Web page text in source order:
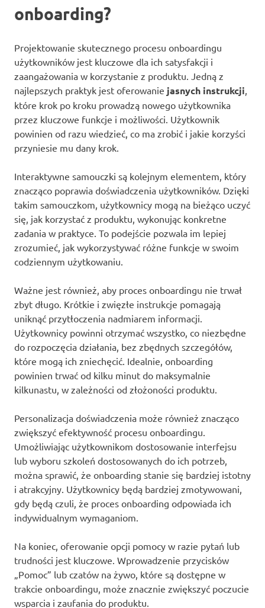
onboarding?
Projektowanie skutecznego procesu onboardingu
użytkowników jest kluczowe dla ich satysfakcji i
zaangażowania w korzystanie z produktu. Jedną z
najlepszych praktyk jest oferowanie jasnych instrukcji,
które krok po kroku prowadzą nowego użytkownika
przez kluczowe funkcje i możliwości. Użytkownik
powinien od razu wiedzieć, co ma zrobić i jakie korzyści
przyniesie mu dany krok.
Interaktywne samouczki są kolejnym elementem, który
znacząco poprawia doświadczenia użytkowników. Dzięki
takim samouczkom, użytkownicy mogą na bieżąco uczyć
się, jak korzystać z produktu, wykonując konkretne
zadania w praktyce. To podejście pozwala im lepiej
zrozumieć, jak wykorzystywać różne funkcje w swoim
codziennym użytkowaniu.
Ważne jest również, aby proces onboardingu nie trwał
zbyt długo. Krótkie i zwięzłe instrukcje pomagają
uniknąć przytłoczenia nadmiarem informacji.
Użytkownicy powinni otrzymać wszystko, co niezbędne
do rozpoczęcia działania, bez zbędnych szczegółów,
które mogą ich zniechęcić. Idealnie, onboarding
powinien trwać od kilku minut do maksymalnie
kilkunastu, w zależności od złożoności produktu.
Personalizacja doświadczenia może również znacząco
zwiększyć efektywność procesu onboardingu.
Umożliwiając użytkownikom dostosowanie interfejsu
lub wyboru szkoleń dostosowanych do ich potrzeb,
można sprawić, że onboarding stanie się bardziej istotny
i atrakcyjny. Użytkownicy będą bardziej zmotywowani,
gdy będą czuli, że proces onboarding odpowiada ich
indywidualnym wymaganiom.
Na koniec, oferowanie opcji pomocy w razie pytań lub
trudności jest kluczowe. Wprowadzenie przycisków
„Pomoc” lub czatów na żywo, które są dostępne w
trakcie onboardingu, może znacznie zwiększyć poczucie
wsparcia i zaufania do produktu.